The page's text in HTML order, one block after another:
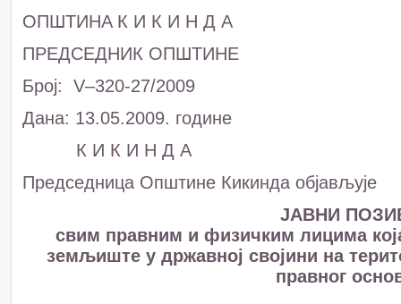
ОПШТИНA К И К И Н Д А
ПРЕДСЕДНИК ОПШТИНЕ
Број: V–320-27/2009
Дана: 13.05.2009. године
К И К И Н Д А
Председница Општине Кикинда објављује
ЈАВНИ
свим правним и физичким лицима
земљиште у државној својини на
правног